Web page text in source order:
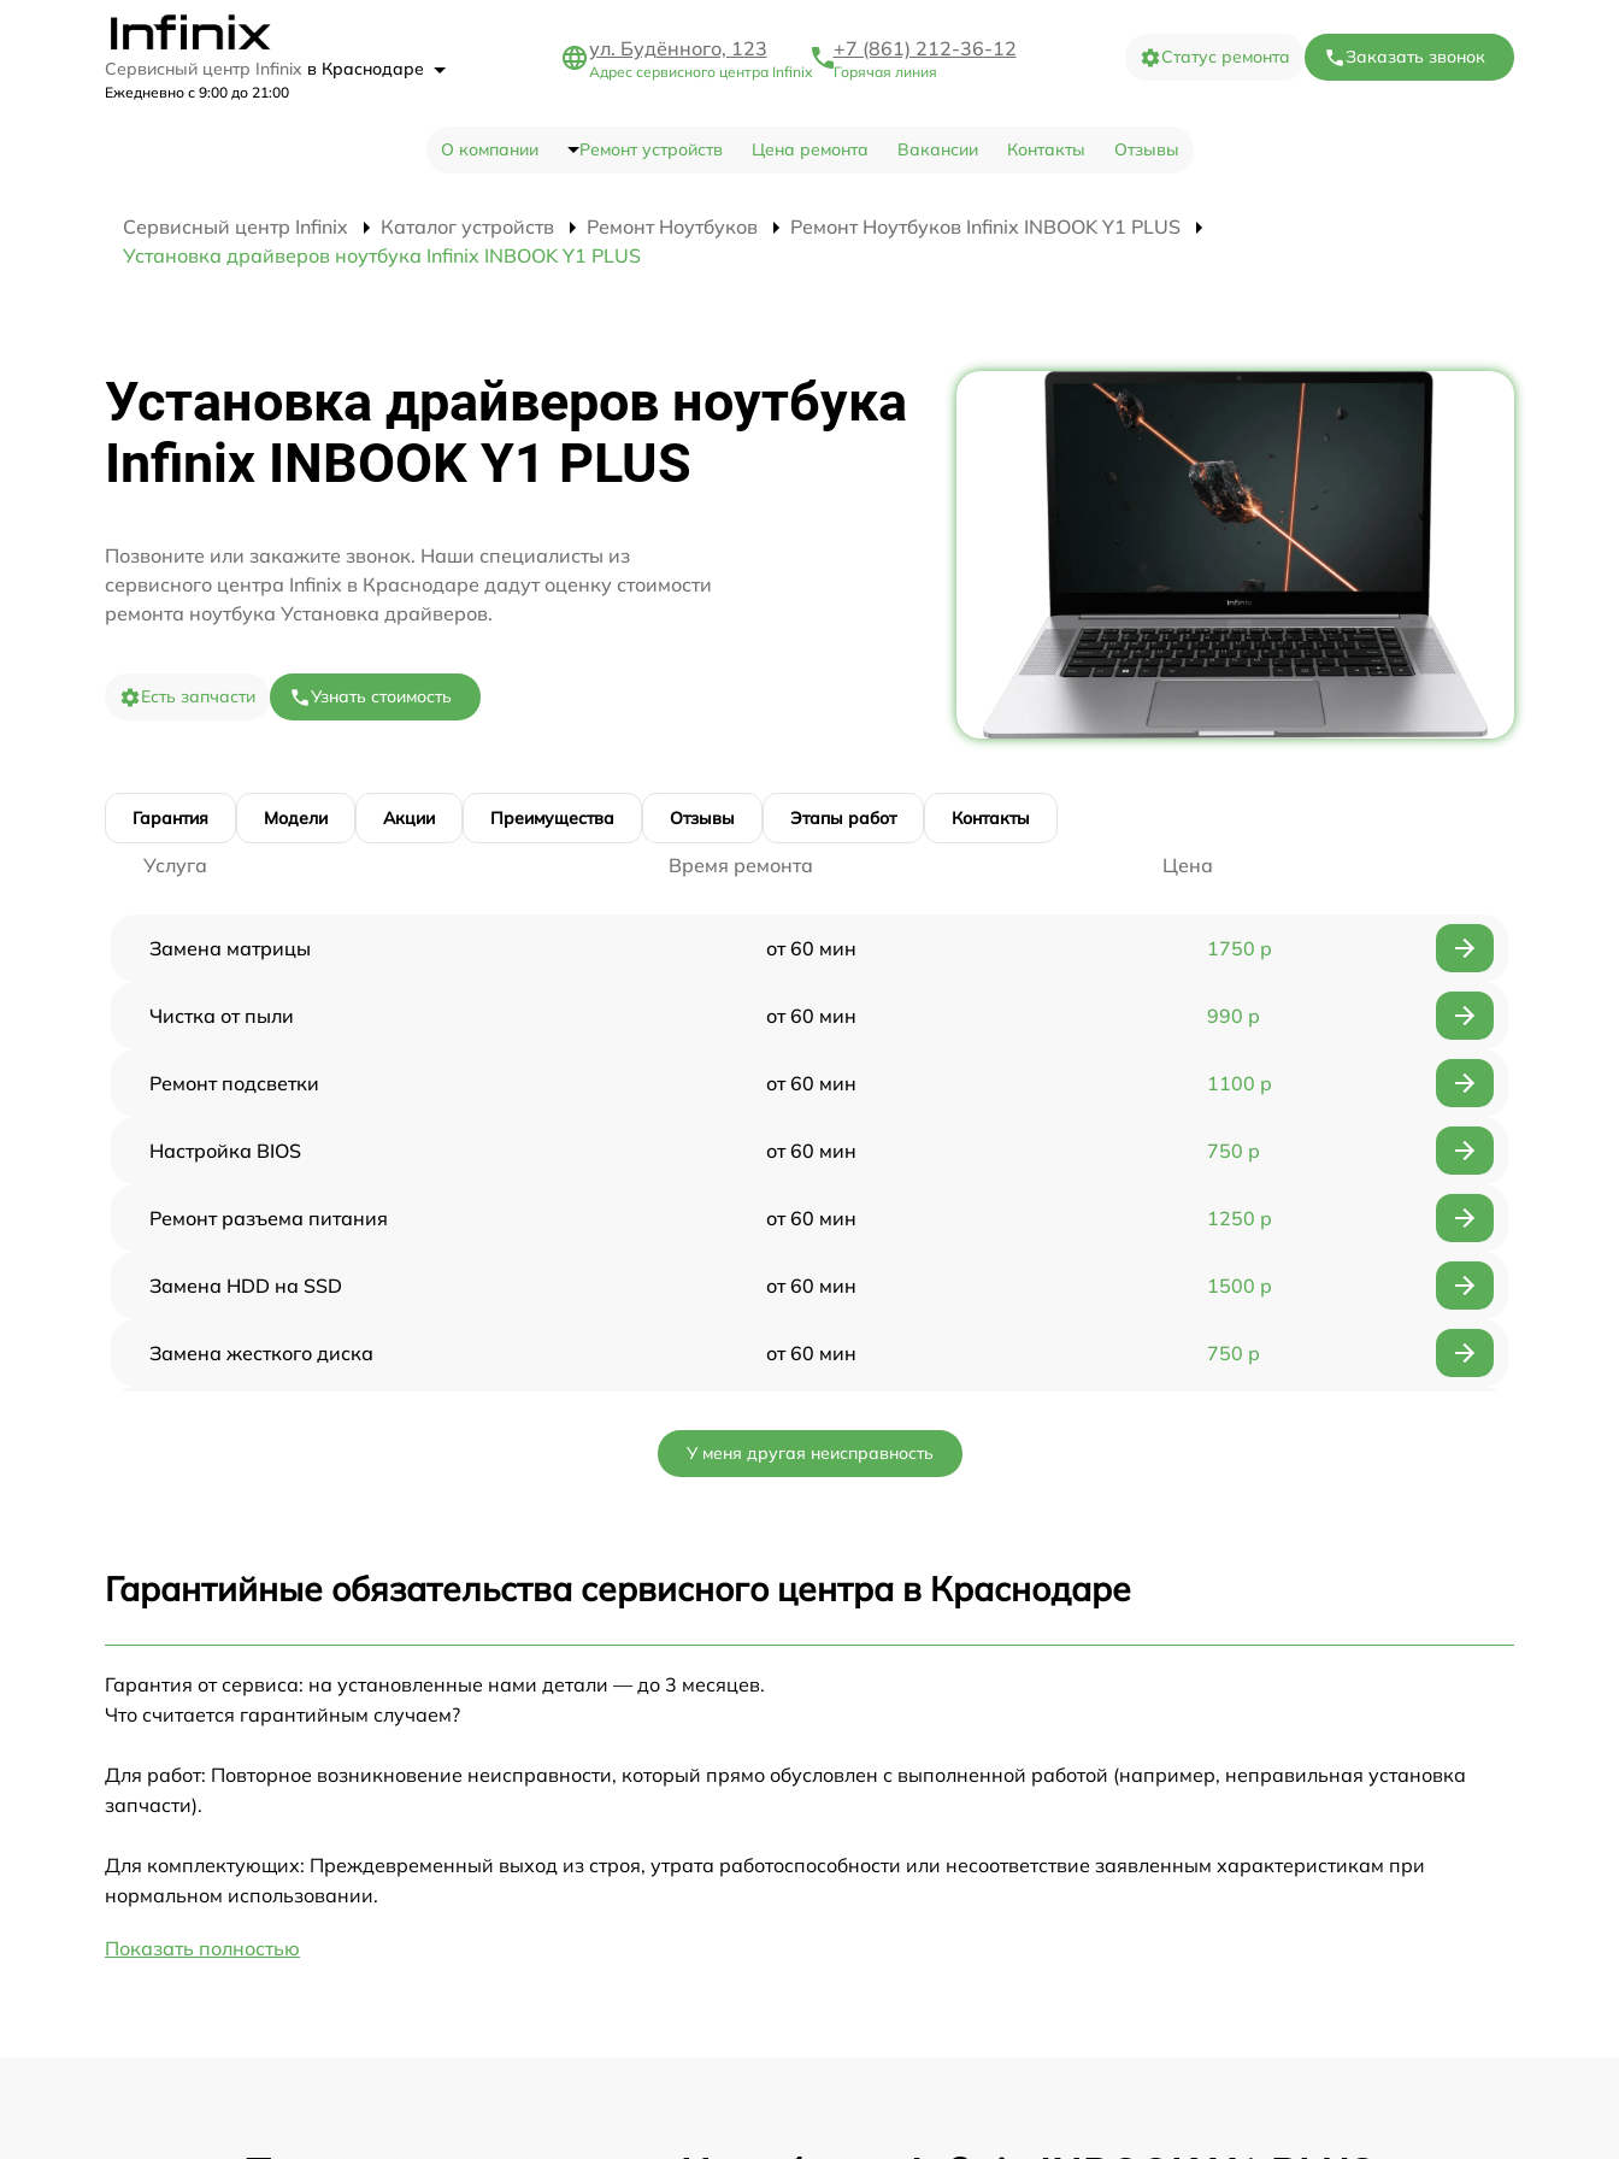
Сервисный центр Infinix в Краснодаре
Ежедневно с 9:00 до 21:00
ул. Будённого, 123
Адрес сервисного центра Infinix
+7 (861) 212-36-12
Горячая линия
Статус ремонта Заказать звонок
О компании Ремонт устройств Цена ремонта Вакансии Контакты Отзывы
Сервисный центр Infinix Каталог устройств Ремонт Ноутбуков
Ремонт Ноутбуков Infinix INBOOK Y1 PLUS
Установка драйверов ноутбука Infinix INBOOK Y1 PLUS
Установка драйверов ноутбука
Infinix INBOOK Y1 PLUS
Позвоните или закажите звонок. Наши специалисты из
сервисного центра Infinix в Краснодаре дадут оценку стоимости
ремонта ноутбука Установка драйверов.
Есть запчасти Узнать стоимость
Гарантия Модели Акции Преимущества Отзывы Этапы работ Контакты
Услуга Время ремонта Цена
Замена матрицы от 60 мин 1750 р
Чистка от пыли от 60 мин 990 р
Ремонт подсветки от 60 мин 1100 р
Настройка BIOS от 60 мин 750 р
Ремонт разъема питания от 60 мин 1250 р
Замена HDD на SSD от 60 мин 1500 р
Замена жесткого диска от 60 мин 750 р
Замена HDMI
Замена динамиков
Замена южного моста
У меня другая неисправность
Гарантийные обязательства сервисного центра в Краснодаре
Гарантия от сервиса: на установленные нами детали — до 3 месяцев.
Что считается гарантийным случаем?
Для работ: Повторное возникновение неисправности, который прямо обусловлен с выполненной работой (например, неправильная установка
запчасти).
Для комплектующих: Преждевременный выход из строя, утрата работоспособности или несоответствие заявленным характеристикам при
нормальном использовании.
Показать полностью